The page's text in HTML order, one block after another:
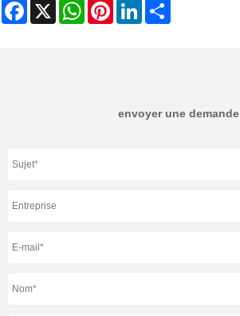
Facebook WhatsAppPinterestLinkedIn
envoyer une demande